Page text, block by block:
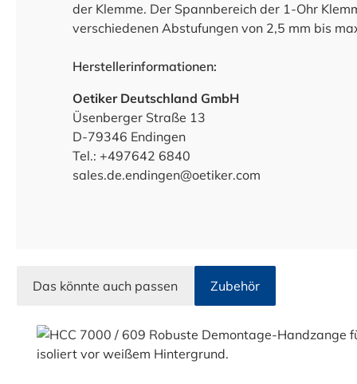
der Klemme. Der Spannbereich der 1-Ohr
verschiedenen Abstufungen von 2,5 mm bis
Herstellerinformationen:
Oetiker Deutschland GmbH
Üsenberger Straße 13
D-79346 Endingen
Tel.: +497642 6840
sales.de.endingen@oetiker.com
Das könnte auch passen Zubehör
Produktgalerie überspringen